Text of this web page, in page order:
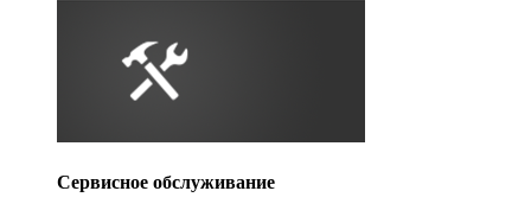
Сервисное обслуживание